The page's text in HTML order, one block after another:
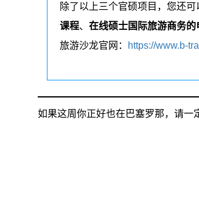
除了以上三个官硕项目，您还
课程、 在线硕士国际旅游商务的
旅游沙龙官网：
https://www.b-
如果这周你正好也在巴塞罗那，请一